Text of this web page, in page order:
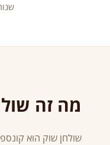
מה זה
שולחן שוק הוא